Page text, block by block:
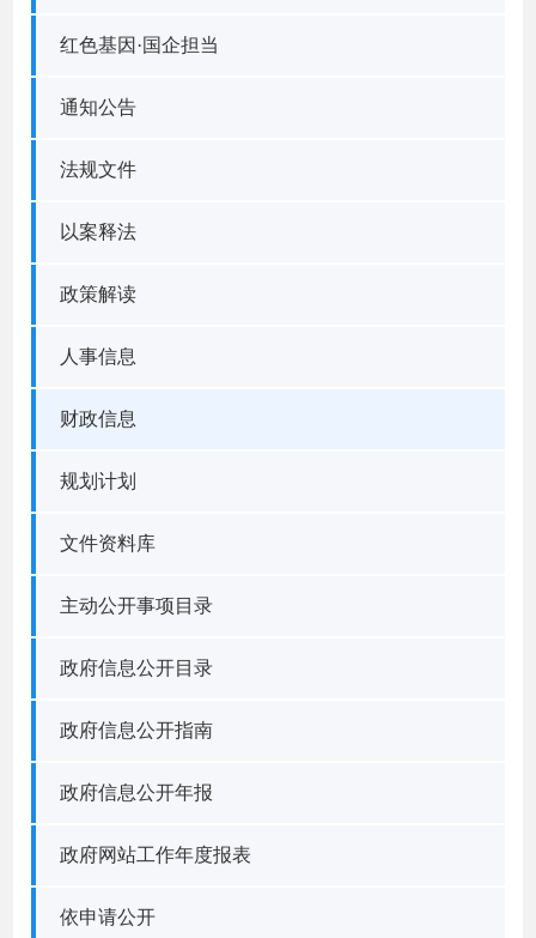
红色基因·国企担当
通知公告
法规文件
以案释法
政策解读
人事信息
财政信息
规划计划
文件资料库
主动公开事项目录
政府信息公开目录
政府信息公开指南
政府信息公开年报
政府网站工作年度报表
依申请公开